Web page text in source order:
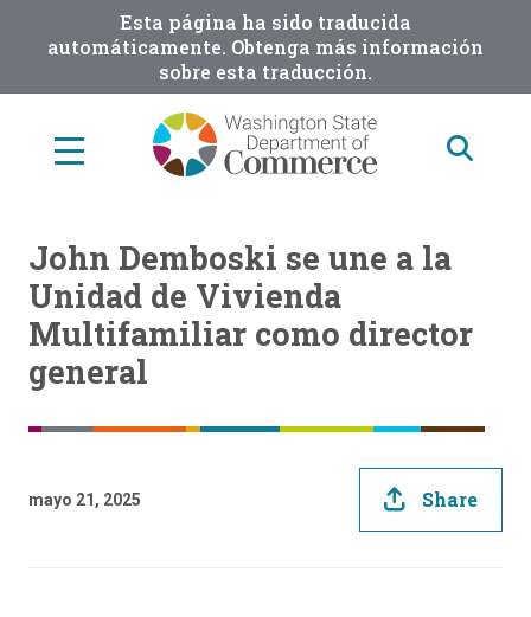
Esta página ha sido traducida
automáticamente. Obtenga más información
sobre esta traducción.
John Demboski se une a la
Unidad de Vivienda
Multifamiliar como director
general
mayo 21, 2025 Share